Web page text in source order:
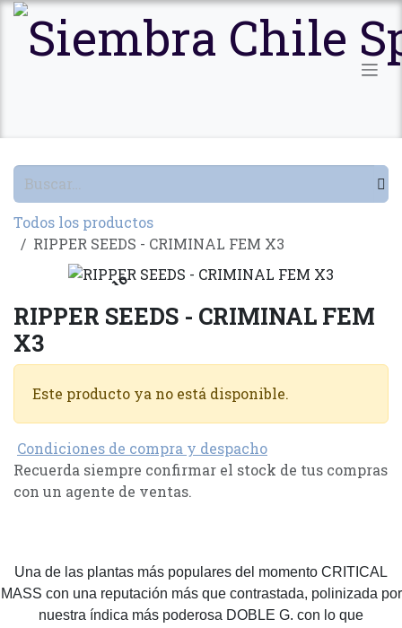
Ir al contenido
Todos los productos
RIPPER SEEDS - CRIMINAL FEM X3
Agotado
RIPPER SEEDS - CRIMINAL FEM
X3
Este producto ya no está disponible.
Condiciones de compra y despacho
Recuerda siempre confirmar el stock de tus compras
con un agente de ventas.
Una de las plantas más populares del momento CRITICAL
MASS con una reputación más que contrastada, polinizada por
nuestra índica más poderosa DOBLE G. con lo que